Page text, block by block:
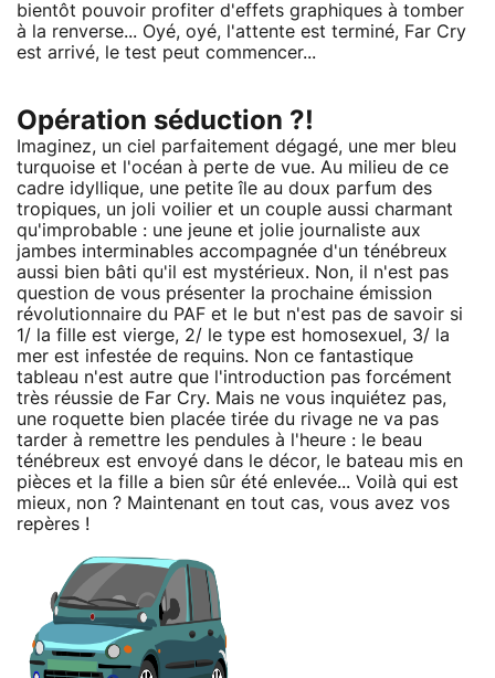
bientôt pouvoir profiter d'effets graphiques à tomber
à la renverse... Oyé, oyé, l'attente est terminé, Far Cry
est arrivé, le test peut commencer...
Opération séduction ?!
Imaginez, un ciel parfaitement dégagé, une mer bleu
turquoise et l'océan à perte de vue. Au milieu de ce
cadre idyllique, une petite île au doux parfum des
tropiques, un joli voilier et un couple aussi charmant
qu'improbable : une jeune et jolie journaliste aux
jambes interminables accompagnée d'un ténébreux
aussi bien bâti qu'il est mystérieux. Non, il n'est pas
question de vous présenter la prochaine émission
révolutionnaire du PAF et le but n'est pas de savoir si
1/ la fille est vierge, 2/ le type est homosexuel, 3/ la
mer est infestée de requins. Non ce fantastique
tableau n'est autre que l'introduction pas forcément
très réussie de Far Cry. Mais ne vous inquiétez pas,
une roquette bien placée tirée du rivage ne va pas
tarder à remettre les pendules à l'heure : le beau
ténébreux est envoyé dans le décor, le bateau mis en
pièces et la fille a bien sûr été enlevée... Voilà qui est
mieux, non ? Maintenant en tout cas, vous avez vos
repères !